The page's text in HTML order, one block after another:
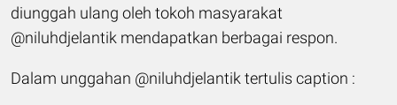
diunggah ulang oleh tokoh masyarakat
@niluhdjelantik mendapatkan berbagai respon.
Dalam unggahan @niluhdjelantik tertulis caption :